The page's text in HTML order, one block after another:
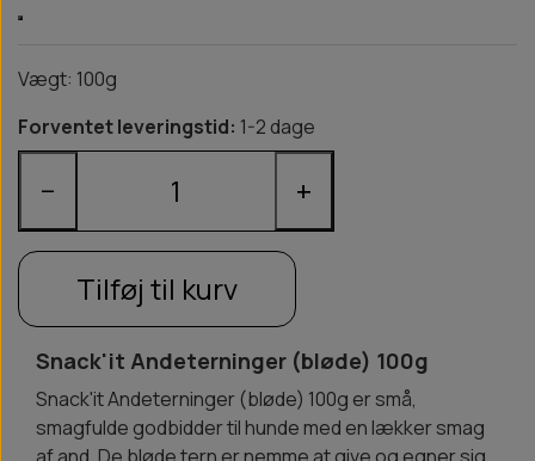
Vægt: 100g
Forventet leveringstid: 1-2 dage
− +
Tilføj til kurv
Snack'it Andeterninger (bløde) 100g
Snack'it Andeterninger (bløde) 100g er små,
smagfulde godbidder til hunde med en lækker smag